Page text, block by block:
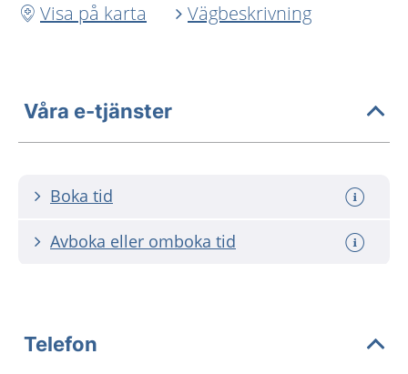
Visa på karta
Vägbeskrivning
Våra e-tjänster
Boka tid
Avboka eller omboka tid
Telefon